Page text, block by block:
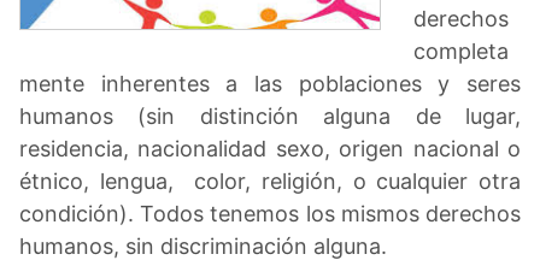
derechos
completa
mente inherentes a las poblaciones y seres
humanos (sin distinción alguna de lugar,
residencia, nacionalidad sexo, origen nacional o
étnico, lengua, color, religión, o cualquier otra
condición). Todos tenemos los mismos derechos
humanos, sin discriminación alguna.